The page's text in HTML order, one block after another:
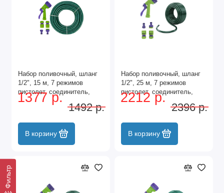
Фильтр
Набор поливочный, шланг
1/2", 15 м, 7 режимов
пистолет, соединитель,
адаптер Palisad
1377 р.
1492 р.
В корзину
Набор поливочный, шланг
1/2", 25 м, 7 режимов
пистолет, соединитель,
адаптер Palisad
2212 р.
2396 р.
В корзину